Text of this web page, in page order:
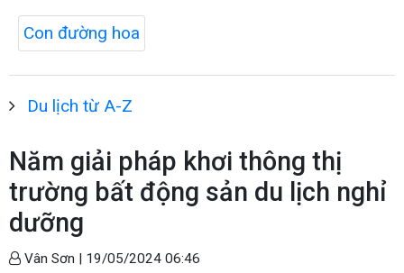
Con đường hoa
Du lịch từ A-Z
Năm giải pháp khơi thông thị
trường bất động sản du lịch nghỉ
dưỡng
Vân Sơn | 19/05/2024 06:46